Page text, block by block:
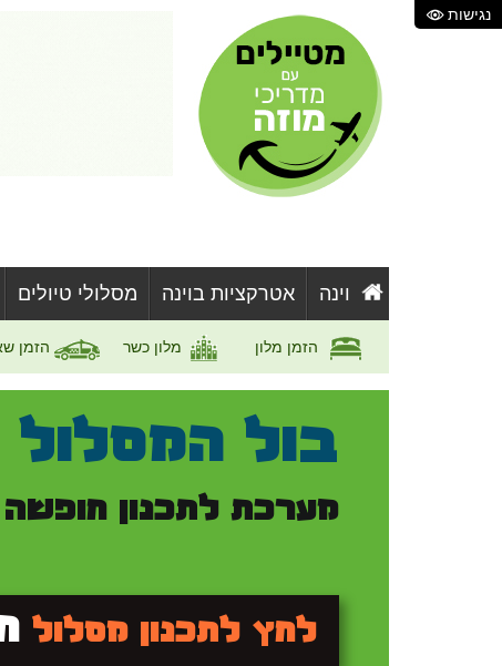
וינה אטרקציות בוינה מסלולי טיולים
הזמן מלון מלון כשר הזמן
בול המסלול
מערכת לתכנון
לחץ לתכנון מסלול
נגישות